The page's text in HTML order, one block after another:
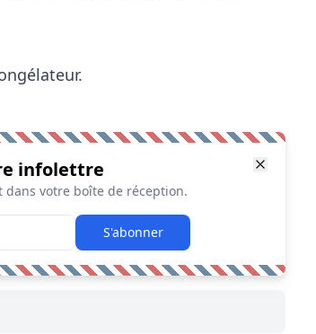
infolettre
dans votre boîte de réception.
S'abonner